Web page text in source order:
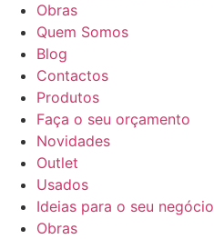
Obras
Quem Somos
Blog
Contactos
Produtos
Faça o seu orçamento
Novidades
Outlet
Usados
Ideias para o seu negócio
Obras